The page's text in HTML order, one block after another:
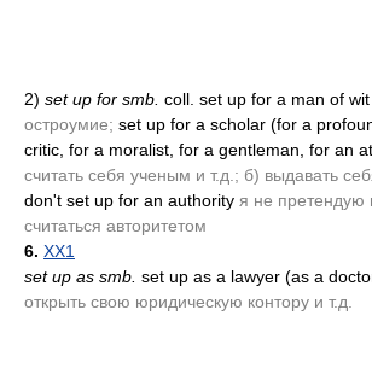
2) set up for smb. coll. set up for a man of wit
остроумие; set up for a scholar (for a
critic, for a moralist, for a gentleman, for an
считать себя ученым и т.д.; б) выдавать
don't set up for an authority я не претендую
считаться авторитетом
6. XX1
set up as smb. set up as a lawyer (as a
открыть свою юридическую контору и т.д.